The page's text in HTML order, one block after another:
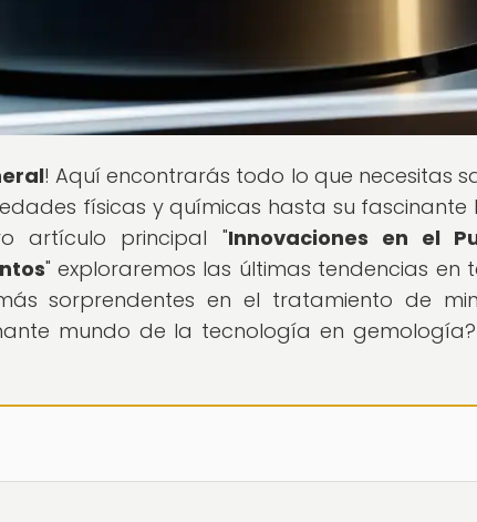
! Aquí encontrarás todo lo que necesitas
físicas y químicas hasta su fascinante
artículo principal "Innovaciones en el
" exploraremos las últimas tendencias en
sorprendentes en el tratamiento de
mundo de la tecnología en